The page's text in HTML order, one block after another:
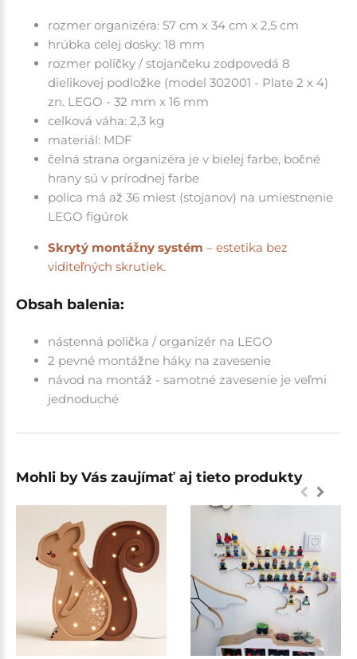
rozmer organizéra: 57 cm x 34 cm x 2,5 cm
hrúbka celej dosky: 18 mm
rozmer poličky / stojančeku zodpovedá 8
dielikovej podložke (model 302001 - Plate 2 x 4)
zn. LEGO - 32 mm x 16 mm
celková váha: 2,3 kg
materiál: MDF
čelná strana organizéra je v bielej farbe, bočné
hrany sú v prírodnej farbe
polica má až 36 miest (stojanov) na umiestnenie
LEGO figúrok
Skrytý montážny systém – estetika bez
viditeľných skrutiek.
Obsah balenia:
nástenná polička / organizér na LEGO
2 pevné montážne háky na zavesenie
návod na montáž - samotné zavesenie je veľmi
jednoduché
Mohli by Vás zaujímať aj tieto produkty